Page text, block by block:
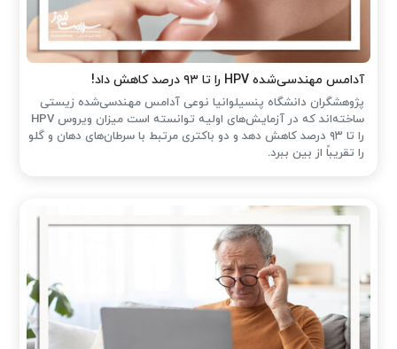
آدامس مهندسی‌شده‌ HPV را تا ۹۳ درصد کاهش داد!
پژوهشگران دانشگاه پنسیلوانیا نوعی آدامس مهندسی‌شده زیستی
ساخته‌اند که در آزمایش‌های اولیه توانسته است میزان ویروس HPV
را تا ۹۳ درصد کاهش دهد و دو باکتری مرتبط با سرطان‌های دهان و گلو
را تقریباً از بین ببرد.